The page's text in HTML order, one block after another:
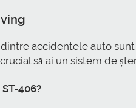
accidentele auto
să ai un sistem de
406?